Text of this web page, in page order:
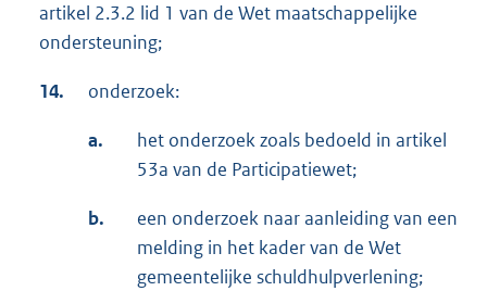
artikel 2.3.2 lid 1 van de Wet maatschappelijke
ondersteuning;
14. onderzoek:
a.
het onderzoek zoals bedoeld in artikel
53a van de Participatiewet;
b.
een onderzoek naar aanleiding van een
melding in het kader van de Wet
gemeentelijke schuldhulpverlening;